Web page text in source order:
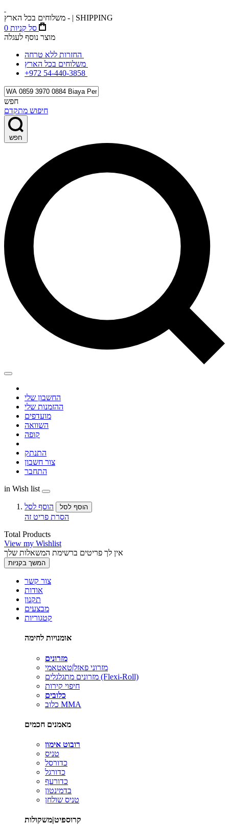
משלוחים בכל הארץ - | SHIPPING
0 סל קניות
מוצר נוסף לעגלה
+972 54-440-3858
חפש
חיפוש מתקדם
חפש
החשבון שלי
ההזמנות שלי
מועדפים
השוואה
קופה
התנתק
צור חשבון
התחבר
in Wish list
הוסף לסל הוסף לסל
הסרת פריט זה
Total Products
View my Wishlist
אין לך פריטים ברשימת המשאלות שלך
המשך בקניות
צור קשר
אודות
תקנון
מבצעים
קטגוריות
אומנויות לחימה
מזרונים
מזרוני פאזל|טאטאמי
מזרונים מתגלגלים (Flexi-Roll)
חיפוי קירות
כלובים
כלוב MMA
מאמנים חכמים
רובוט אימון
טניס
כדורסל
כדורגל
כדורעף
בדמינטון
טניס שולחן
קרוספיט|משקולות